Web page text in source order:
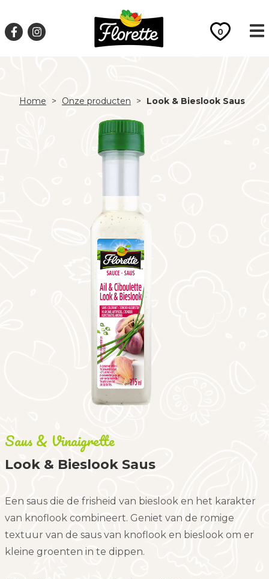
0
Home > Onze producten > Look & Bieslook Saus
Saus & Vinaigrette
Look & Bieslook Saus
Een saus die de frisheid van bieslook en het karakter
van knoflook combineert. Geniet van de romige
textuur van de saus van knoflook en bieslook om er
kleine groenten in te dippen.